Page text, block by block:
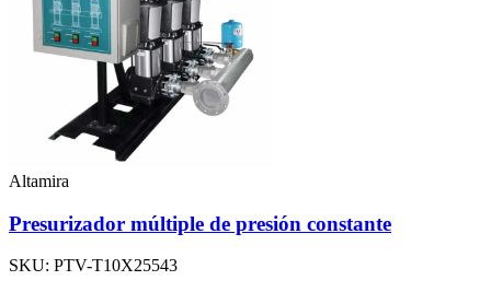
Altamira
Presurizador múltiple de presión constante
SKU: PTV-T10X25543